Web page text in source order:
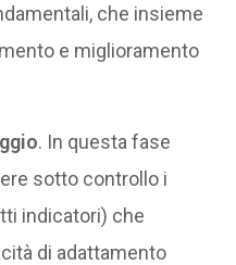
che insieme
e miglioramento
. In questa fase
sotto controllo i
indicatori) che
di adattamento